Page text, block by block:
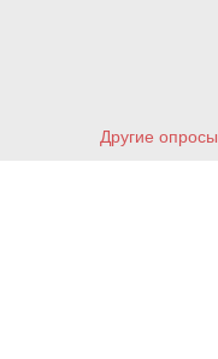
Другие опросы